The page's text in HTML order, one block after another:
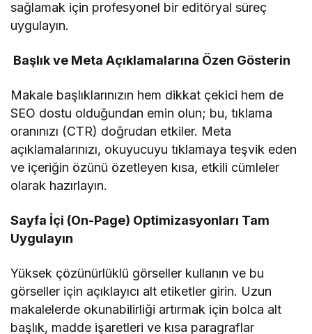
sağlamak için profesyonel bir editöryal süreç
uygulayın.
Başlık ve Meta Açıklamalarına Özen Gösterin
Makale başlıklarınızın hem dikkat çekici hem de
SEO dostu olduğundan emin olun; bu, tıklama
oranınızı (CTR) doğrudan etkiler. Meta
açıklamalarınızı, okuyucuyu tıklamaya teşvik eden
ve içeriğin özünü özetleyen kısa, etkili cümleler
olarak hazırlayın.
Sayfa İçi (On-Page) Optimizasyonları Tam
Uygulayın
Yüksek çözünürlüklü görseller kullanın ve bu
görseller için açıklayıcı alt etiketler girin. Uzun
makalelerde okunabilirliği artırmak için bolca alt
başlık, madde işaretleri ve kısa paragraflar